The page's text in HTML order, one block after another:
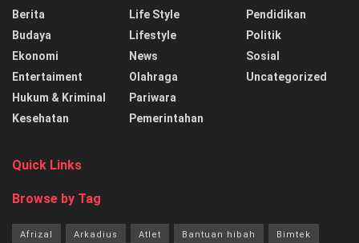
Berita
Budaya
Ekonomi
Entertaiment
Hukum & Kriminal
Kesehatan
Life Style
Lifestyle
News
Olahraga
Pariwara
Pemerintahan
Pendidikan
Politik
Sosial
Uncategorized
Quick Links
Browse by Tag
Afrizal Arkadius Atlet Bantuan hibah Bimtek